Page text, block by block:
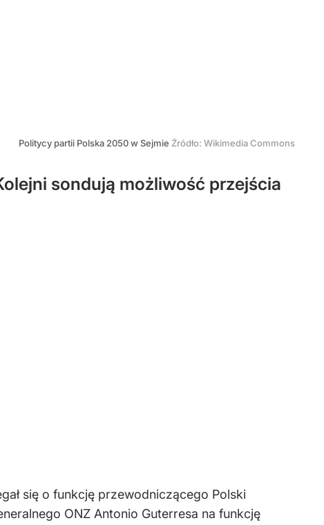
Politycy partii Polska 2050 w Sejmie Źródło: Wikimedia Commons
sondują możliwość przejścia
się o funkcję przewodniczącego Polski
ONZ Antonio Guterresa na funkcję